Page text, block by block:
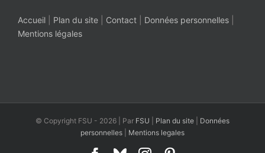
Accueil Plan du site Contact Données personnelles
Mentions légales
© Copyright FSU - 2026 | Par FSU Plan du site
Données
personnelles
Mentions legales